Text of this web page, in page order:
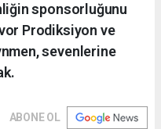
sponsorluğunu
Prodiksiyon ve
sevenlerine
ABONE OL